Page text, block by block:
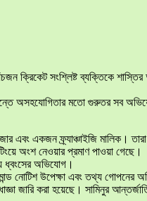
ক্রিকেট সংশ্লিষ্ট ব্যক্তিকে
অসহযোগিতার মতো গুরুতর সব
এবং একজন ফ্র্যাঞ্চাইজি মালিক।
অংশ নেওয়ার প্রমাণ পাওয়া গেছে।
ধ্বংসের অভিযোগ।
নোটিশ উপেক্ষা এবং তথ্য গোপনের
করা হয়েছে। সামিনুর